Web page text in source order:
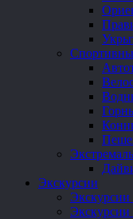
Экскурсии
Экскурсии
Экскурсии